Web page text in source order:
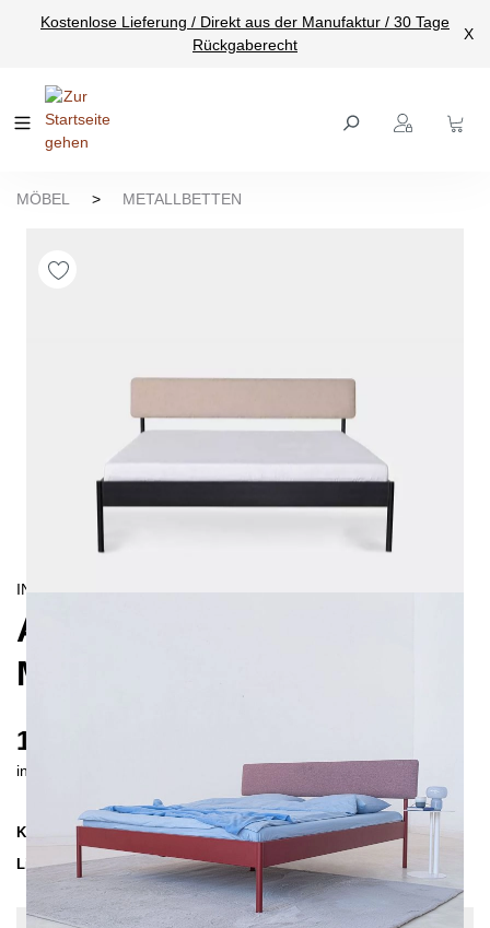
springen
Kostenlose Lieferung / Direkt aus der Manufaktur / 30 Tage
Rückgaberecht
X
MÖBEL > METALLBETTEN
INDUSTRIAL/
ATROX FIBRA
METALLBETT 140X200 CM
1155 €
inkl. MwSt. inkl. Versandkosten (DE)
Kollektion
ATROX
Lieferzeit
4-5 Wochen| vsl. 5. Sep - 12. Sep